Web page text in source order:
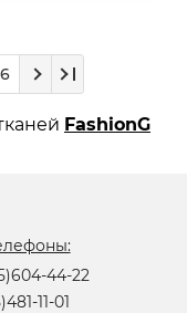
6
FashionG
44-22
11-01